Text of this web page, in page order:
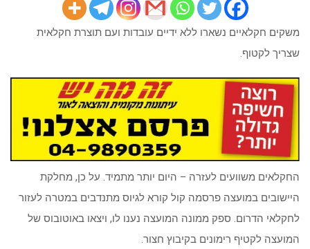
משקים חקלאיים נשארו ללא ידיים עובדות ועם תוצרת חקלאית
שצריך לקטוף.
החקלאים משוועים לעזרה – היום יותר מתמיד. על כן, מחלקת
היישובים במועצה פרסמה קול קורא לגיוס מתנדבים במטרה לעזור
לחקלאי הדרום. ספק ממונה המועצה נענו לו, ויצאו באוטובוס של
המועצה לקטיף רימונים בקיבוץ חצור.